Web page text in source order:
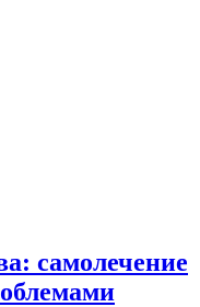
самолечение